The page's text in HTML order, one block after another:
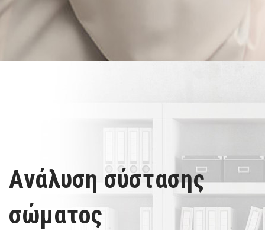
Ανάλυση σύστασης
σώματος